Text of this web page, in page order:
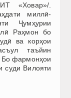
«Ховар»/.
миллӣ-
Ҷумҳурии
Раҳмон бо
ва корҳои
таъйин
Бо фармонҳои
суди Вилояти